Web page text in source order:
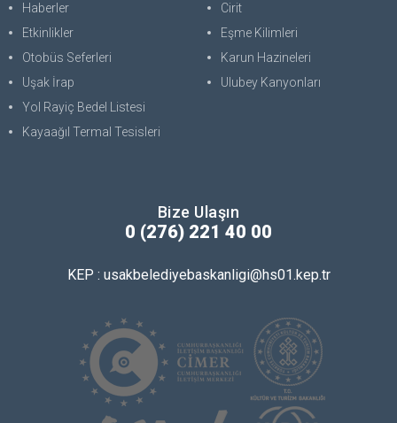
Haberler
Etkinlikler
Otobüs Seferleri
Uşak İrap
Yol Rayiç Bedel Listesi
Kayaağıl Termal Tesisleri
Cirit
Eşme Kilimleri
Karun Hazineleri
Ulubey Kanyonları
Bize Ulaşın
0 (276) 221 40 00
KEP : usakbelediyebaskanligi@hs01.kep.tr